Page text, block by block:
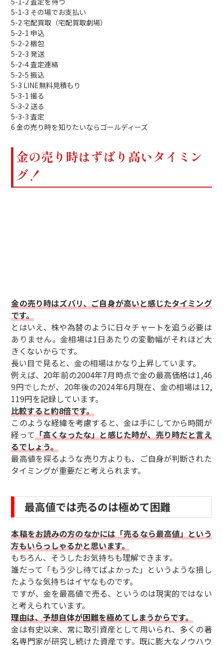
5-1-3 その場でお支払い
5-2宅配買取（宅配買取劇場）
5-2-1 申込
5-2-2梱包
5-2-3 発送
5-2-4査定連絡
5-2-5振込
5-3 LINE無料見積もり
5-3-1撮る
5-3-2 送る
5-3-3査定
6金の売り時を知りたいならゴールディーズ
金の売り時はずばり高いタイミン
グ！
金の売り時はズバリ、ご自身が高いと感じたタイミング
です。
とはいえ、株や為替のように日々チャートを追う必要は
ありません。金相場は1日あたりの変動幅がそれほど大
きくないからです。
長い目で見ると、金の相場はかなり上昇しています。
例えば、20年前の2004年7月時点で金の最高価格は1,46
9円でしたが、20年後の2024年6月現在、金の相場は12,
119円を記録しています。
比較すると約8倍です。
このような経緯を考慮すると、金は手にしてから時間が
経って「高くなったな」と感じた時が、売り時だと言え
るでしょう。
最高値を探るような売り方よりも、ご自身が判断された
タイミングが重要だと考えられます。
最高値では売るのは極めて困難
本稿をお読みの方のなかには「売るなら最高値」という
方もいらっしゃるかと思います。
もちろん、そうしたお気持ちも理解できます。
誰だって「もう少し待てばよかった」というような損し
たような気持ちはイヤなものです。
ですが、金を最高値で売る、というのは現実的ではない
と考えられています。
理由は、予想自体が困難を極めてしまうからです。
金は有史以来、常に取引資産として用いられ、多くの著
名専門家が研究し続けた資産です。既に膨大なノウハウ